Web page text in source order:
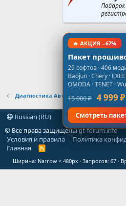
Диагностика Автомобилей
Russian (RU)
© Все права защищеныgt-forum.info
Условия и правила
Политика
Главная
R
S
Ширина Запросов 67
🔥 АКЦИЯ −67%
Пакет
29 софтов · 406
Baojun · Chery ·
OMODA · TENET ·
15 000 ₽ 4 999 ₽
Смотреть